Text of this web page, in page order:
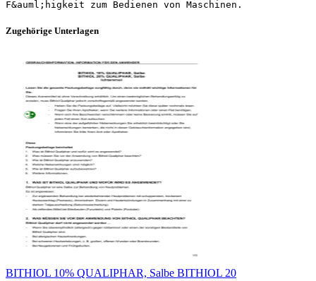
Zugehörige Unterlagen
BITHIOL 10% QUALIPHAR, Salbe BITHIOL 20